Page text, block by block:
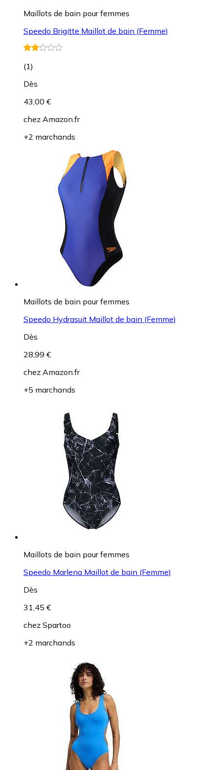
Maillots de bain pour femmes
Speedo Brigitte Maillot de bain (Femme)
(1)
Dès
43,00 €
chez Amazon.fr
+2 marchands
Maillots de bain pour femmes
Speedo Hydrasuit Maillot de bain (Femme)
Dès
28,99 €
chez Amazon.fr
+5 marchands
Maillots de bain pour femmes
Speedo Marlena Maillot de bain (Femme)
Dès
31,45 €
chez Spartoo
+2 marchands